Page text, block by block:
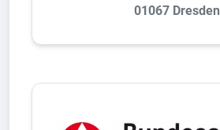
01067 Dresden